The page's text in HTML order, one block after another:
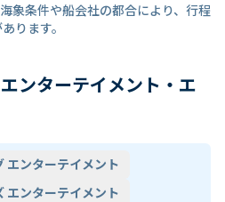
象条件や船会社の都合により、行程
ります。
ンターテイメント・エ
エンターテイメント
エンターテイメント